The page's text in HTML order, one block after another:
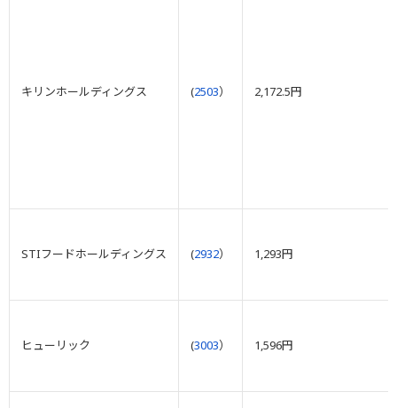
キリンホールディングス (2503） 2,172.5円
STIフードホールディングス (2932） 1,293円
ヒューリック (3003） 1,596円